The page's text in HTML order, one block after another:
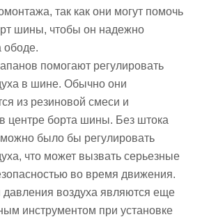
так как они могут помочь
шины, чтобы он надежно
ободе.
помогают регулировать
в шине. Обычно они
из резиновой смеси и
центре борта шины. Без штока
было бы регулировать
что может вызвать серьезные
во время движения.
воздуха являются еще
инструментом при установке